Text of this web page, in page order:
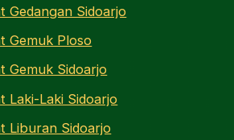
Gedangan Sidoarjo
Gemuk Ploso
Gemuk Sidoarjo
Laki-Laki Sidoarjo
Liburan Sidoarjo